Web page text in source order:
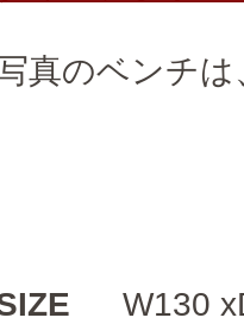
真のベンチ
W130